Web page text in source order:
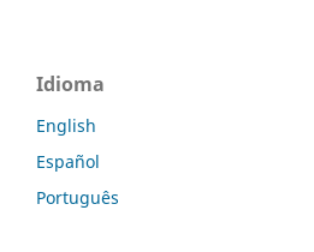
Idioma
English
Español
Português